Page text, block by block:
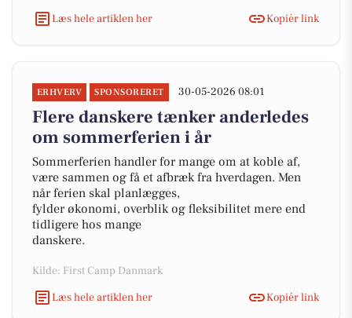
Læs hele artiklen her
Kopiér link
ERHVERV SPONSORERET 30-05-2026 08:01
Flere danskere tænker anderledes
om sommerferien i år
Sommerferien handler for mange om at koble af,
være sammen og få et afbræk fra hverdagen. Men
når ferien skal planlægges,
fylder økonomi, overblik og fleksibilitet mere end
tidligere hos mange
danskere.
Kilde: First Camp Danmark
Læs hele artiklen her
Kopiér link